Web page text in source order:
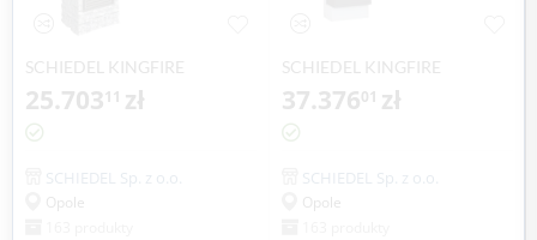
SCHIEDEL KINGFIRE
CLASSICO S
25.70311 zł
SCHIEDEL Sp. z o.o.
Opole
SCHIEDEL KINGFIRE
GRANDE SC
37.37601 zł
SCHIEDEL Sp. z o.o.
Opole